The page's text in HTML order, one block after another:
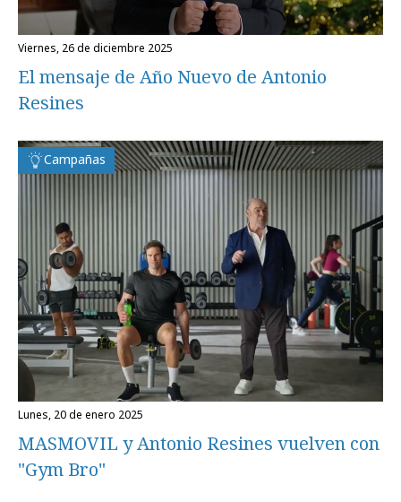
viernes, 26 de diciembre 2025
El mensaje de Año Nuevo de Antonio
Resines
Campañas
lunes, 20 de enero 2025
MASMOVIL y Antonio Resines vuelven con
"Gym Bro"